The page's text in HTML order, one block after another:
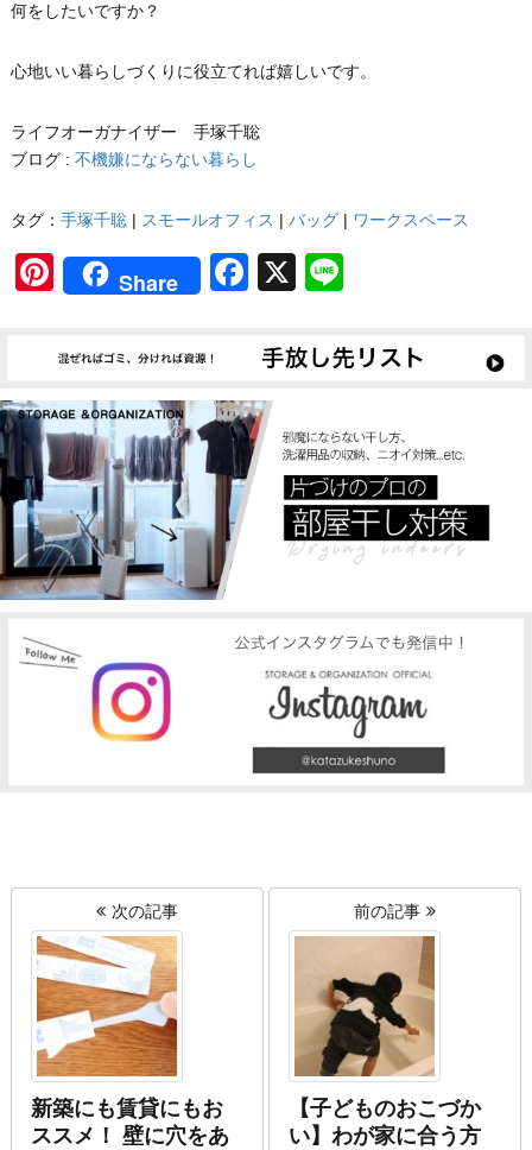
何をしたいですか？
心地いい暮らしづくりに役立てれば嬉しいです。
ライフオーガナイザー 手塚千聡
ブログ : 不機嫌にならない暮らし
タグ： 手塚千聡| スモールオフィス | バッグ| ワークスペース
Pinterest
Share Facebook
X
次の記事
新築にも賃貸にもお
ススメ！ 壁に穴をあ
前の記事
【子どものおこづか
い】わが家に合う方